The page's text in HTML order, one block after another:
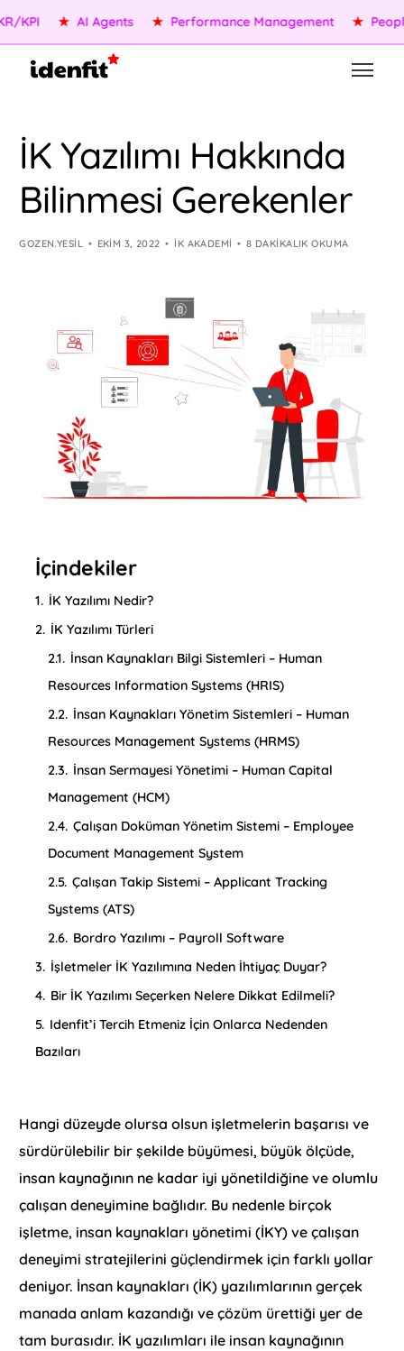
★ AI Agents ★ Performance Management ★ People
İK Yazılımı Hakkında
Bilinmesi Gerekenler
GOZEN.YESIL EKIM 3, 2022 İK AKADEMI 8 DAKIKALIK OKUMA
İçindekiler
1. İK Yazılımı Nedir?
2. İK Yazılımı Türleri
2.1. İnsan Kaynakları Bilgi Sistemleri – Human
Resources Information Systems (HRIS)
2.2. İnsan Kaynakları Yönetim Sistemleri – Human
Resources Management Systems (HRMS)
2.3. İnsan Sermayesi Yönetimi – Human Capital
Management (HCM)
2.4. Çalışan Doküman Yönetim Sistemi – Employee
Document Management System
2.5. Çalışan Takip Sistemi – Applicant Tracking
Systems (ATS)
2.6. Bordro Yazılımı – Payroll Software
3. İşletmeler İK Yazılımına Neden İhtiyaç Duyar?
4. Bir İK Yazılımı Seçerken Nelere Dikkat Edilmeli?
5. Idenfit’i Tercih Etmeniz İçin Onlarca Nedenden
Bazıları
Hangi düzeyde olursa olsun işletmelerin başarısı ve
sürdürülebilir bir şekilde büyümesi, büyük ölçüde,
insan kaynağının ne kadar iyi yönetildiğine ve olumlu
çalışan deneyimine bağlıdır. Bu nedenle birçok
işletme, insan kaynakları yönetimi (İKY) ve çalışan
deneyimi stratejilerini güçlendirmek için farklı yollar
deniyor. İnsan kaynakları (İK) yazılımlarının gerçek
manada anlam kazandığı ve çözüm ürettiği yer de
tam burasıdır. İK yazılımları ile insan kaynağının